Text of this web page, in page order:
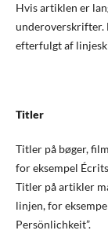
Hvis artiklen er
underoverskrifter.
efterfulgt af
Titler
Titler på bøger,
for eksempel
Titler på artikler
linjen, for
Persönlichkeit”.